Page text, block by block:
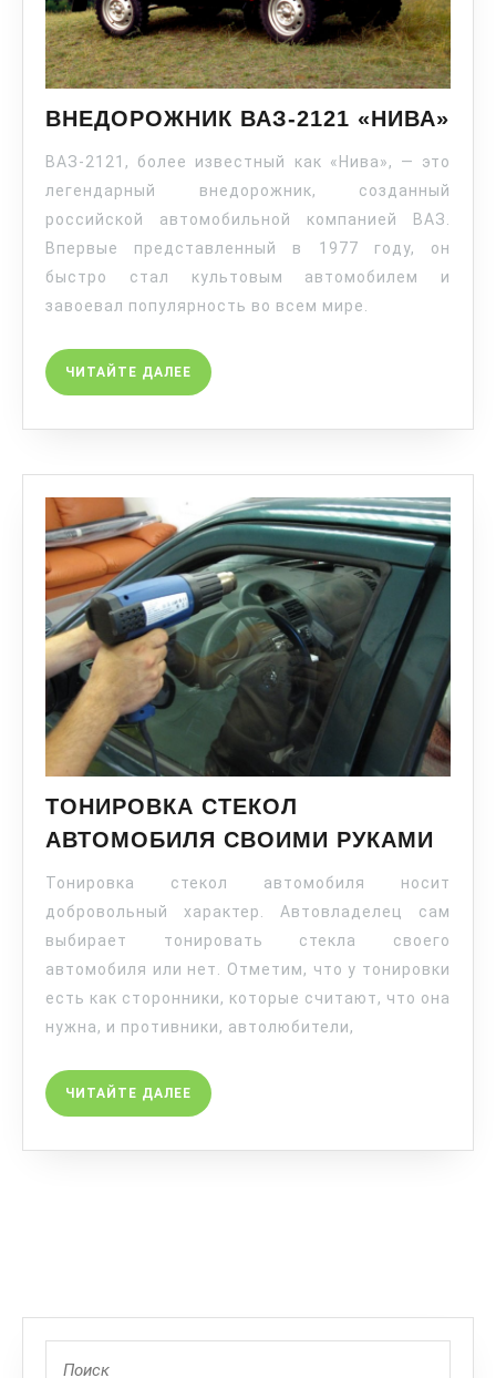
ВНЕДОРОЖНИК ВАЗ-2121 «НИВА»
ВАЗ-2121, более известный как «Нива», — это
легендарный внедорожник, созданный
российской автомобильной компанией ВАЗ.
Впервые представленный в 1977 году, он
быстро стал культовым автомобилем и
завоевал популярность во всем мире.
ЧИТАЙТЕ ДАЛЕЕ
ТОНИРОВКА СТЕКОЛ
АВТОМОБИЛЯ СВОИМИ РУКАМИ
Тонировка стекол автомобиля носит
добровольный характер. Автовладелец сам
выбирает тонировать стекла своего
автомобиля или нет. Отметим, что у тонировки
есть как сторонники, которые считают, что она
нужна, и противники, автолюбители,
ЧИТАЙТЕ ДАЛЕЕ